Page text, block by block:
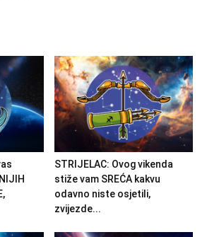
STRIJELAC: Ovog vikenda
stiže vam SREĆA kakvu
odavno niste osjetili,
zvijezde...